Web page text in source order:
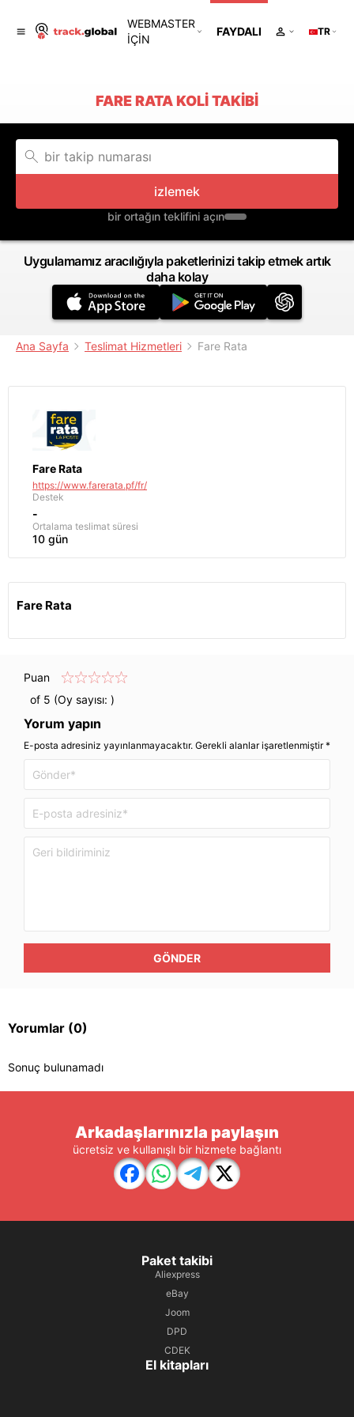
WEBMASTER
IÇIN
FAYDALI TR
FARE RATA KOLI TAKIBI
izlemek
bir ortağın teklifini açın
Uygulamamız aracılığıyla paketlerinizi takip etmek artık
daha kolay
Ana Sayfa Teslimat Hizmetleri Fare Rata
Fare Rata
https://www.farerata.pf/fr/
Destek
-
Ortalama teslimat süresi
10 gün
Fare Rata
Puan
of 5 (Oy sayısı: )
Yorum yapın
E-posta adresiniz yayınlanmayacaktır. Gerekli alanlar işaretlenmiştir *
GÖNDER
Yorumlar (0)
Sonuç bulunamadı
Arkadaşlarınızla paylaşın
ücretsiz ve kullanışlı bir hizmete bağlantı
Paket takibi
Aliexpress
eBay
Joom
DPD
CDEK
El kitapları